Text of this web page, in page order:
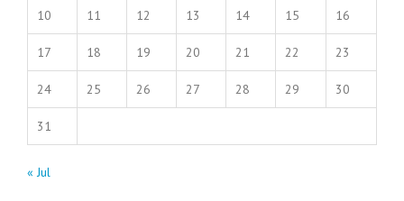
10 11 12 13 14 15 16
17 18 19 20 21 22 23
24 25 26 27 28 29 30
31
« Jul